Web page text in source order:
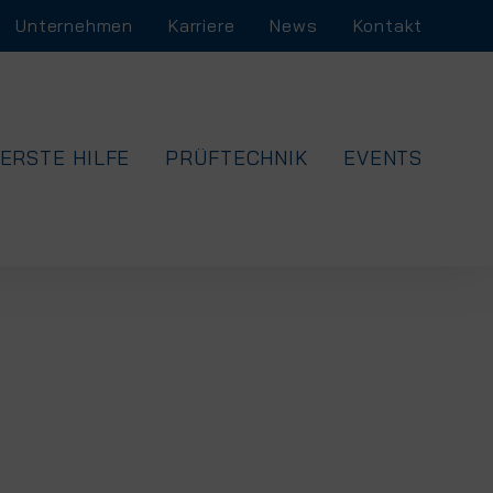
Unternehmen Karriere News Kontakt
ERSTE HILFE PRÜFTECHNIK EVENTS